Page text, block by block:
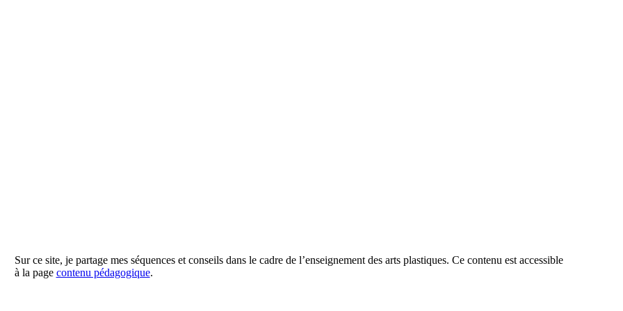
Sur ce site, je partage mes séquences et conseils dans le cadre de l’enseignement des arts plastiques. Ce contenu est accessible
à la page contenu pédagogique.